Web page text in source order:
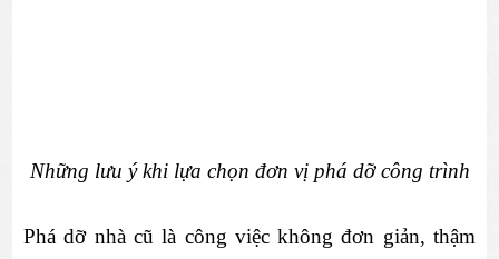
Những lưu ý khi lựa chọn đơn vị phá dỡ công trình
Phá dỡ nhà cũ là công việc không đơn giản, thậm